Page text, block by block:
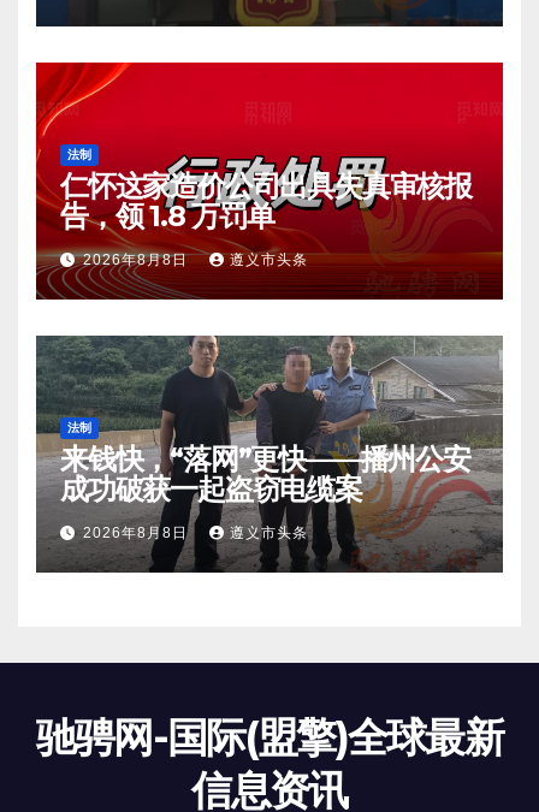
法制
仁怀这家造价公司出具失真审核报
告，领 1.8 万罚单
2026年8月8日 遵义市头条
法制
来钱快，“落网”更快——播州公安
成功破获一起盗窃电缆案
2026年8月8日 遵义市头条
驰骋网-国际(盟擎)全球最新
信息资讯